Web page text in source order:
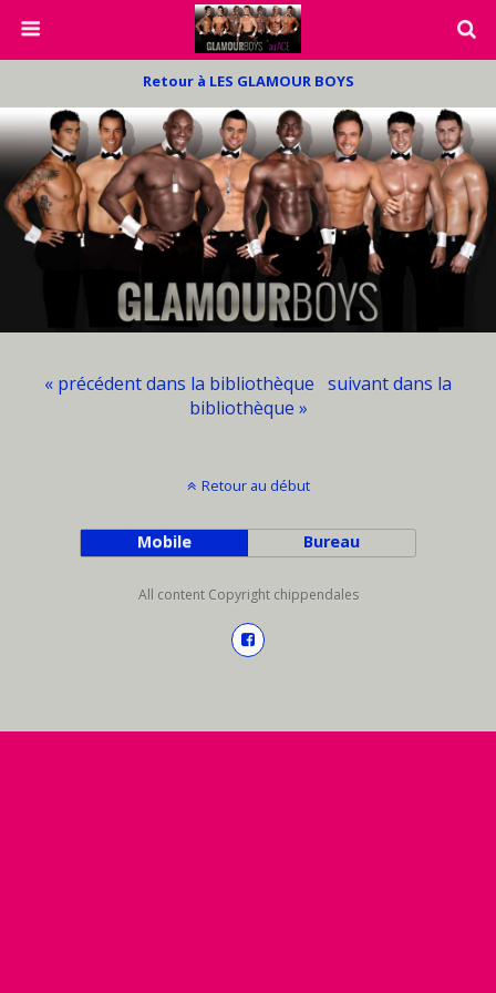
Retour à LES GLAMOUR BOYS
« précédent dans la bibliothèque suivant dans la
bibliothèque »
Retour au début
Mobile Bureau
All content Copyright chippendales